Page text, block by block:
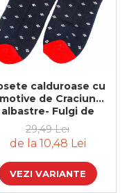
calduroase cu
motive de Craciun
albastre- Fulgi de
zapada
29,49 Lei
de la 10,48 Lei
VEZI VARIANTE